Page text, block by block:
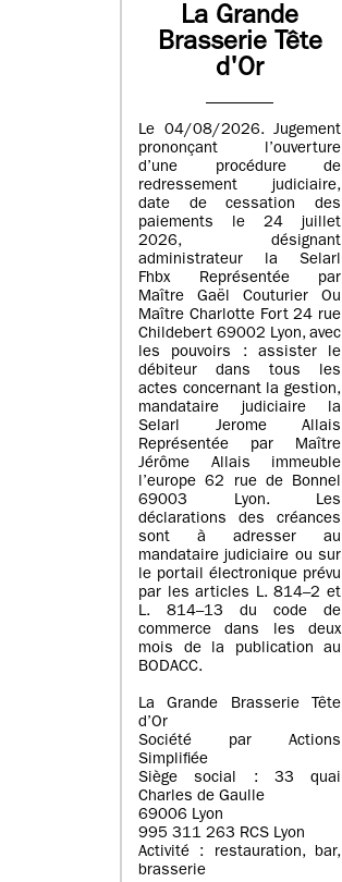
La Grande
Brasserie Tête
d'Or
Le 04/08/2026. Jugement
prononçant l’ouverture
d’une procédure de
redressement judiciaire,
date de cessation des
paiements le 24 juillet
2026, désignant
administrateur la Selarl
Fhbx Représentée par
Maître Gaël Couturier Ou
Maître Charlotte Fort 24 rue
Childebert 69002 Lyon, avec
les pouvoirs : assister le
débiteur dans tous les
actes concernant la gestion,
mandataire judiciaire la
Selarl Jerome Allais
Représentée par Maître
Jérôme Allais immeuble
l’europe 62 rue de Bonnel
69003 Lyon. Les
déclarations des créances
sont à adresser au
mandataire judiciaire ou sur
le portail électronique prévu
par les articles L. 814–2 et
L. 814–13 du code de
commerce dans les deux
mois de la publication au
BODACC.
La Grande Brasserie Tête
d’Or
Société par Actions
Simplifiée
Siège social : 33 quai
Charles de Gaulle
69006 Lyon
995 311 263 RCS Lyon
Activité : restauration, bar,
brasserie